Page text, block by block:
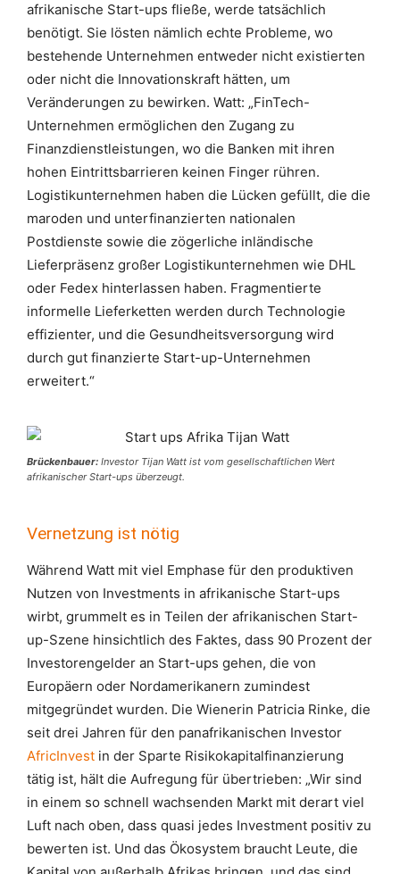
afrikanische Start-ups fließe, werde tatsächlich
benötigt. Sie lösten nämlich echte Probleme, wo
bestehende Unternehmen entweder nicht existierten
oder nicht die Innovationskraft hätten, um
Veränderungen zu bewirken. Watt: „FinTech-
Unternehmen ermöglichen den Zugang zu
Finanzdienstleistungen, wo die Banken mit ihren
hohen Eintrittsbarrieren keinen Finger rühren.
Logistikunternehmen haben die Lücken gefüllt, die die
maroden und unterfinanzierten nationalen
Postdienste sowie die zögerliche inländische
Lieferpräsenz großer Logistikunternehmen wie DHL
oder Fedex hinterlassen haben. Fragmentierte
informelle Lieferketten werden durch Technologie
effizienter, und die Gesundheitsversorgung wird
durch gut finanzierte Start-up-Unternehmen
erweitert.“
Brückenbauer: Investor Tijan Watt ist vom gesellschaftlichen Wert
afrikanischer Start-ups überzeugt.
Vernetzung ist nötig
Während Watt mit viel Emphase für den produktiven
Nutzen von Investments in afrikanische Start-ups
wirbt, grummelt es in Teilen der afrikanischen Start-
up-Szene hinsichtlich des Faktes, dass 90 Prozent der
Investorengelder an Start-ups gehen, die von
Europäern oder Nordamerikanern zumindest
mitgegründet wurden. Die Wienerin Patricia Rinke, die
seit drei Jahren für den panafrikanischen Investor
AfricInvest in der Sparte Risikokapitalfinanzierung
tätig ist, hält die Aufregung für übertrieben: „Wir sind
in einem so schnell wachsenden Markt mit derart viel
Luft nach oben, dass quasi jedes Investment positiv zu
bewerten ist. Und das Ökosystem braucht Leute, die